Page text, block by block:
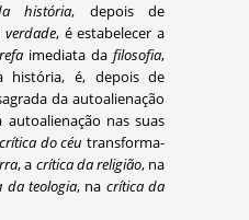
história, depois de
, é estabelecer a
imediata dafilosofia,
história, é, depois de
da autoalienação
autoalienação nas suas
crítica do céu transforma-
, a crítica da religião, na
da teologia, na crítica da